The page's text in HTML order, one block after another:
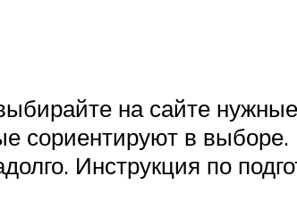
на сайте
сориентируют в выборе.
Инструкция по